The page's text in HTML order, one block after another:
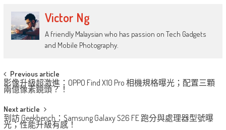
Victor Ng
A friendly Malaysian who has passion on Tech Gadgets
and Mobile Photography.
Post
navigation
Previous article
影像升級超激進：OPPO Find X10 Pro 相機規格曝光；配置三顆
兩億像素鏡頭？！
Next article
到訪 Geekbench：Samsung Galaxy S26 FE 跑分與處理器型號曝
光；性能升級有感！